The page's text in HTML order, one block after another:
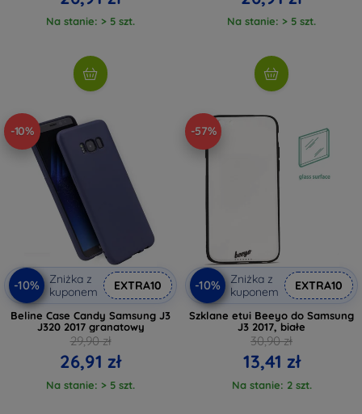
Na stanie: > 5 szt. Na stanie: > 5 szt.
-10%
-10%
Zniżka z
kuponem
EXTRA10
Beline Case Candy Samsung J3
J320 2017 granatowy
29,90 zł
26,91 zł
Na stanie: > 5 szt.
-57%
-10%
Zniżka z
kuponem
EXTRA10
Szklane etui Beeyo do Samsung
J3 2017, białe
30,90 zł
13,41 zł
Na stanie: 2 szt.